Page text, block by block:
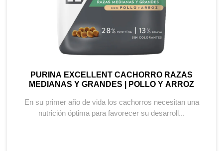
PURINA EXCELLENT CACHORRO RAZAS
MEDIANAS Y GRANDES | POLLO Y ARROZ
En su primer año de vida los cachorros necesitan una
nutrición óptima para favorecer su desarroll...